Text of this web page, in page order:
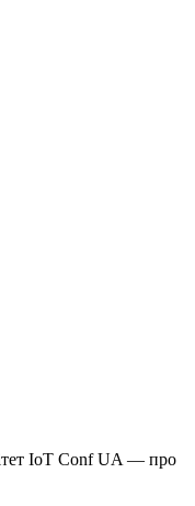
IoT Conf UA — про